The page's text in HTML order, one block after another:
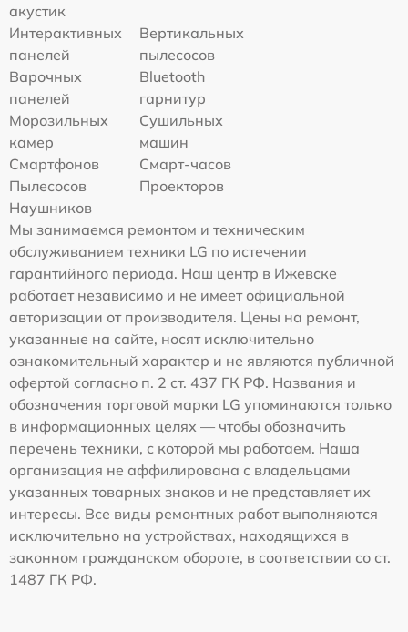
акустик
Интерактивных
панелей
Вертикальных
пылесосов
Варочных
панелей
Bluetooth
гарнитур
Морозильных
камер
Сушильных
машин
Смартфонов
Смарт-часов
Пылесосов
Проекторов
Наушников
Мы занимаемся ремонтом и техническим
обслуживанием техники LG по истечении
гарантийного периода. Наш центр в Ижевске
работает независимо и не имеет официальной
авторизации от производителя. Цены на ремонт,
указанные на сайте, носят исключительно
ознакомительный характер и не являются публичной
офертой согласно п. 2 ст. 437 ГК РФ. Названия и
обозначения торговой марки LG упоминаются только
в информационных целях — чтобы обозначить
перечень техники, с которой мы работаем. Наша
организация не аффилирована с владельцами
указанных товарных знаков и не представляет их
интересы. Все виды ремонтных работ выполняются
исключительно на устройствах, находящихся в
законном гражданском обороте, в соответствии со ст.
1487 ГК РФ.